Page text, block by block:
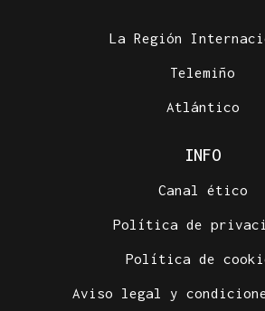
La Región
Telemiño
Atlántico
INFO
Canal ético
Política de
Política de
Aviso legal y